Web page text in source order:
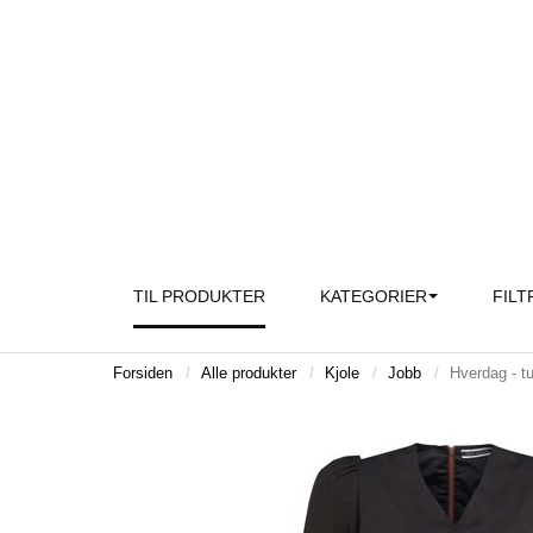
TIL PRODUKTER KATEGORIER
Forsiden Alle produkter Kjole Jobb Hverdag -